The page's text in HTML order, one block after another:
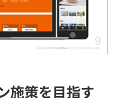
施策を目指す